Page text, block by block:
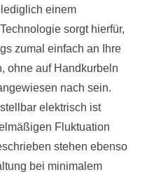
einem
sorgt hierfür,
zumal einfach an Ihre
ohne auf Handkurbeln
nach sein.
elektrisch ist
Fluktuation
stehen ebenso
bei minimalem